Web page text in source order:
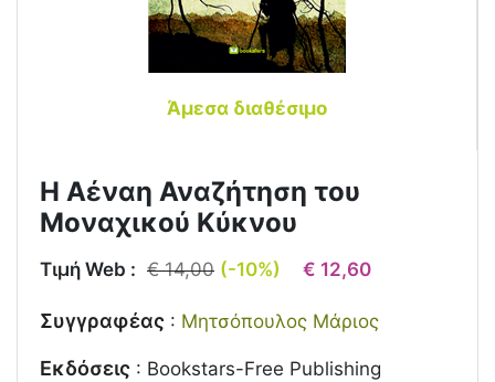
Άμεσα διαθέσιμο
Η Αέναη Αναζήτηση του
Μοναχικού Κύκνου
Τιμή Web : € 14,00 (-10%) € 12,60
Συγγραφέας : Μητσόπουλος Μάριος
Εκδόσεις : Bookstars-Free Publishing